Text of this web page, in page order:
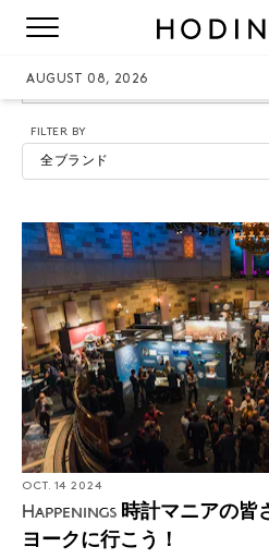
AUGUST 08, 2026
WINDUP-
FILTER BY
全ブランド
OCT. 14 2024
Happenings 時計マニアの皆
ヨークに行こう！